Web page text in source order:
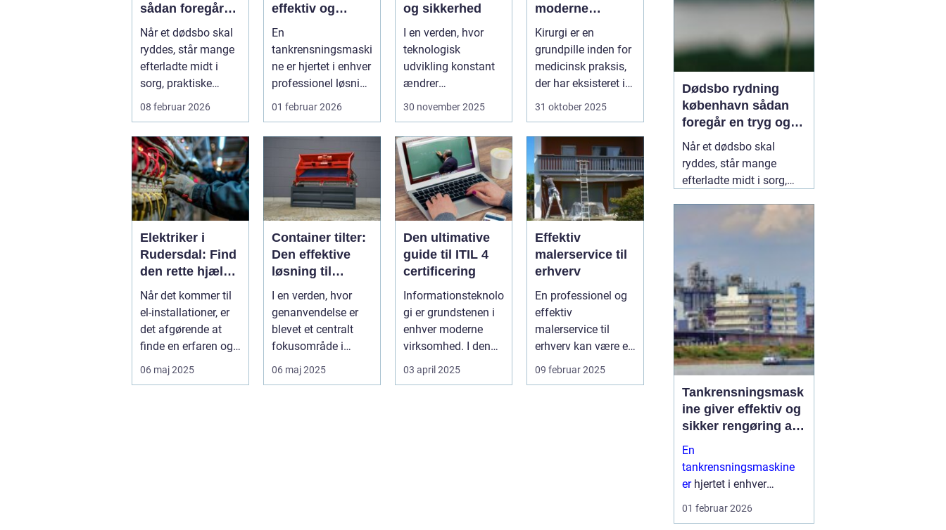
sådan foregår
en tryg og
respektfuld
rydning
Når et dødsbo skal
ryddes, står mange
efterladte midt i
sorg, praktiske
opgaver og ofte
08 februar 2026
effektiv og
sikker rengøring
af tanke
En
tankrensningsmaski
ne er hjertet i enhver
professionel løsning
til rengøring af
01 februar 2026
og sikkerhed
I en verden, hvor
teknologisk
udvikling konstant
ændrer
industristandarder,
30 november 2025
moderne
medicin
Kirurgi er en
grundpille inden for
medicinsk praksis,
der har eksisteret i
århundreder. Med
31 oktober 2025
Elektriker i
Rudersdal: Find
den rette hjælp
til dine el-
installationer
Når det kommer til
el-installationer, er
det afgørende at
finde en erfaren og
06 maj 2025
Container tilter:
Den effektive
løsning til
moderne
genanvendelses
industri
I en verden, hvor
genanvendelse er
blevet et centralt
fokusområde i
industri og
samfund, er de...
06 maj 2025
Den ultimative
guide til ITIL 4
certificering
Informationsteknolo
gi er grundstenen i
enhver moderne
virksomhed. I denne
digitale tidsalder
st&arin...
03 april 2025
Effektiv
malerservice til
erhverv
En professionel og
effektiv
malerservice til
erhverv kan være en
afgørende faktor for
09 februar 2025
Dødsbo rydning
københavn sådan
foregår en tryg og
respektfuld rydning
Når et dødsbo skal
ryddes, står mange
efterladte midt i sorg,
ofte også tidspres. I en
by som København, hvor
deadlines til overtagelse
eller salg hurtigt nærmer
sig, kan en professionel
hjælp08 februar 2026
Tankrensningsmask
ine giver effektiv og
sikker rengøring af
tanke
En
tankrensningsmaskine
erhjertet i enhver
professionel løsning til
01 februar 2026